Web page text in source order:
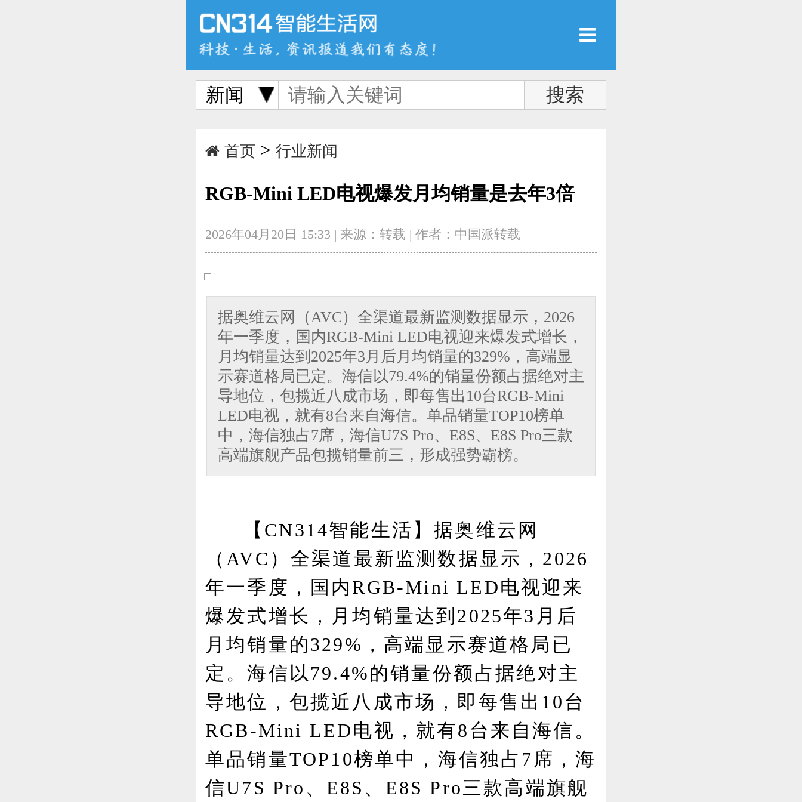
首页
图赏 游记 直播
家电 技巧 作者
登录 注册
新闻
首页 > 行业新闻
RGB-Mini LED电视爆发月均销量是去年3倍
2026年04月20日 15:33 | 来源：转载 | 作者：中国派转载
​据奥维云网（AVC）全渠道最新监测数据显示，2026
年一季度，国内RGB-Mini LED电视迎来爆发式增长，
月均销量达到2025年3月后月均销量的329%，高端显
示赛道格局已定。海信以79.4%的销量份额占据绝对主
导地位，包揽近八成市场，即每售出10台RGB-Mini
LED电视，就有8台来自海信。单品销量TOP10榜单
中，海信独占7席，海信U7S Pro、E8S、E8S Pro三款
高端旗舰产品包揽销量前三，形成强势霸榜。
【CN314智能生活】据奥维云网
（AVC）全渠道最新监测数据显示，2026
年一季度，国内RGB-Mini LED电视迎来
爆发式增长，月均销量达到2025年3月后
月均销量的329%，高端显示赛道格局已
定。海信以79.4%的销量份额占据绝对主
导地位，包揽近八成市场，即每售出10台
RGB-Mini LED电视，就有8台来自海信。
单品销量TOP10榜单中，海信独占7席，海
信U7S Pro、E8S、E8S Pro三款高端旗舰